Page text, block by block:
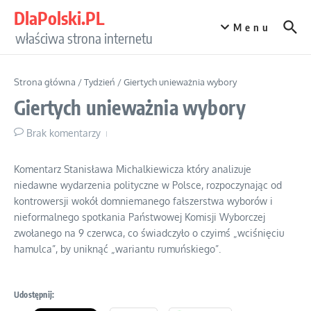
DlaPolski.PL
właściwa strona internetu
Menu
Strona główna /Tydzień /Giertych unieważnia wybory
Giertych unieważnia wybory
Brak komentarzy
Komentarz Stanisława Michalkiewicza który analizuje
niedawne wydarzenia polityczne w Polsce, rozpoczynając od
kontrowersji wokół domniemanego fałszerstwa wyborów i
nieformalnego spotkania Państwowej Komisji Wyborczej
zwołanego na 9 czerwca, co świadczyło o czyimś „wciśnięciu
hamulca”, by uniknąć „wariantu rumuńskiego”.
Udostępnij: